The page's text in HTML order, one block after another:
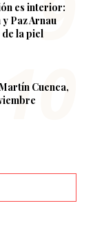
es interior:
Paz Arnau
la piel
Cuenca,